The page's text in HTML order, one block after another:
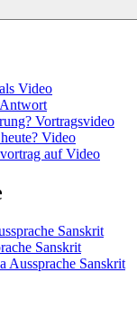
Video
Vortragsvideo
Video
auf Video
Sanskrit
Sanskrit
Aussprache Sanskrit